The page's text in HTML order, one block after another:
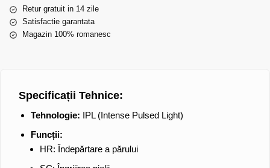
Retur gratuit in 14 zile
Satisfactie garantata
Magazin 100% romanesc
Specificații Tehnice:
Tehnologie: IPL (Intense Pulsed Light)
Funcții:
HR: Îndepărtare a părului